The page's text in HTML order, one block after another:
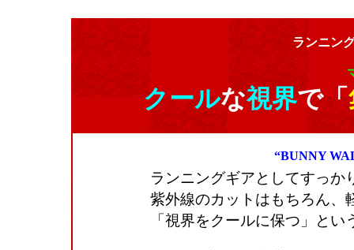
ランニン
クールな視界で「
“BUNNY
ランニングギアとしてすっか
紫外線のカットはもちろん、
「視界をクールに保つ」と